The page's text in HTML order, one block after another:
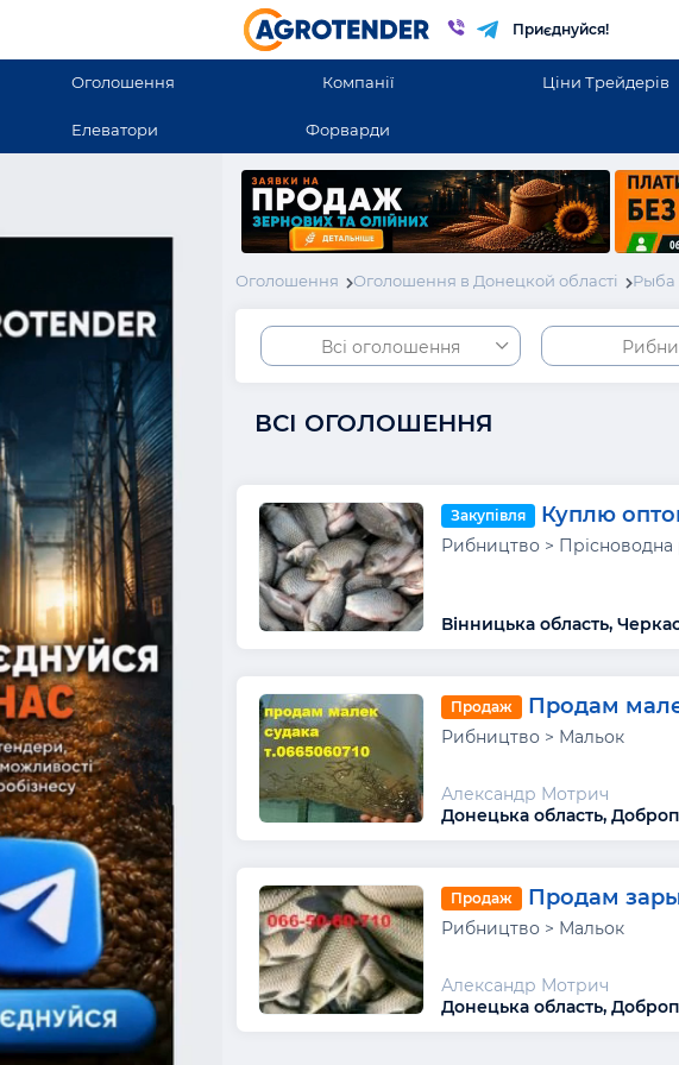
Приєднуйся!
Оголошення Компанії Ціни Трейдерів
Елеватори Форварди
Оголошення Оголошення в Донецкой області Рыба
Всі оголошення
ВСІ ОГОЛОШЕННЯ
Закупівля Куплю
Рибництво > Прісноводна
Вінницька область,
Продаж Продам
Рибництво > Мальок
Александр Мотрич
Донецька область,
Продаж Продам
Рибництво > Мальок
Александр Мотрич
Донецька область,